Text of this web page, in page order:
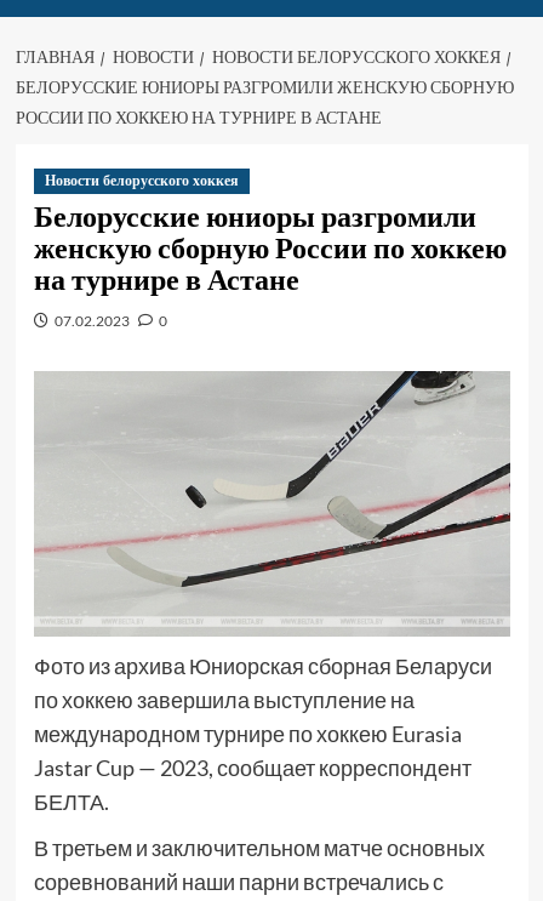
ГЛАВНАЯ НОВОСТИ
НОВОСТИ БЕЛОРУССКОГО ХОККЕЯ
БЕЛОРУССКИЕ ЮНИОРЫ РАЗГРОМИЛИ ЖЕНСКУЮ СБОРНУЮ
РОССИИ ПО ХОККЕЮ НА ТУРНИРЕ В АСТАНЕ
Новости белорусского хоккея
Белорусские юниоры разгромили
женскую сборную России по хоккею
на турнире в Астане
07.02.2023 0
Фото из архива Юниорская сборная Беларуси
по хоккею завершила выступление на
международном турнире по хоккею Eurasia
Jastar Cup — 2023, сообщает корреспондент
БЕЛТА.
В третьем и заключительном матче основных
соревнований наши парни встречались с